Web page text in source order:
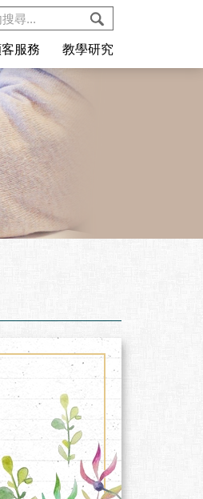
服務 教學研究